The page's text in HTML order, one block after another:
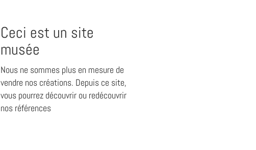
Ceci est un site
musée
Nous ne sommes plus en mesure de
vendre nos créations. Depuis ce site,
vous pourrez découvrir ou redécouvrir
nos références